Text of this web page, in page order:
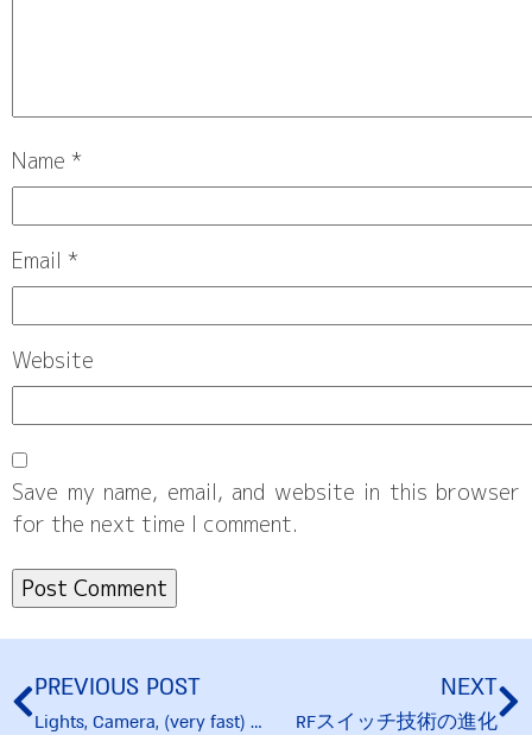
Name *
Email *
Website
Save my name, email, and website in this browser
for the next time I comment.
PREVIOUS POST
Lights, Camera, (very fast) Action!
NEXT
RFスイッチ技術の進化